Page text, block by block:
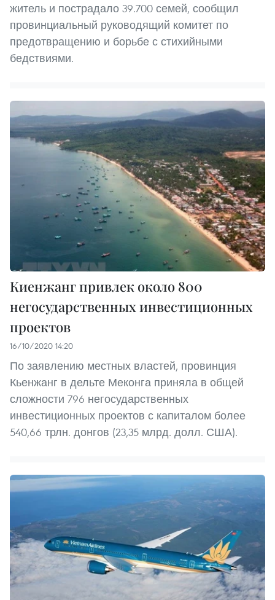
житель и пострадало 39.700 семей, сообщил
провинциальный руководящий комитет по
предотвращению и борьбе с стихийными
бедствиями.
Киенжанг привлек около 800
негосударственных инвестиционных
проектов
16/10/2020 14:20
По заявлению местных властей, провинция
Кьенжанг в дельте Меконга приняла в общей
сложности 796 негосударственных
инвестиционных проектов с капиталом более
540,66 трлн. донгов (23,35 млрд. долл. США).